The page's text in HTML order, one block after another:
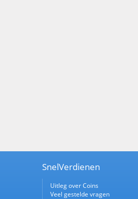
SnelVerdienen
Uitleg over Coins
Veel gestelde vragen